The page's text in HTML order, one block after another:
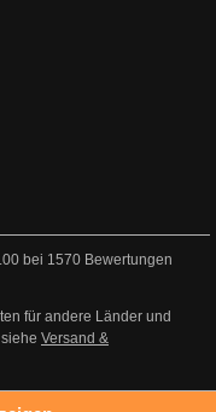
bei 1570 Bewertungen
für andere Länder und
Versand &